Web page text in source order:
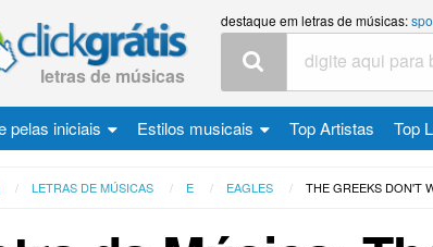
letras de músicas
destaque em letras de músicas:
pelas iniciais Estilos musicais Top Artistas Top
LETRAS DE MÚSICAS E EAGLES THE GREEKS DON'T